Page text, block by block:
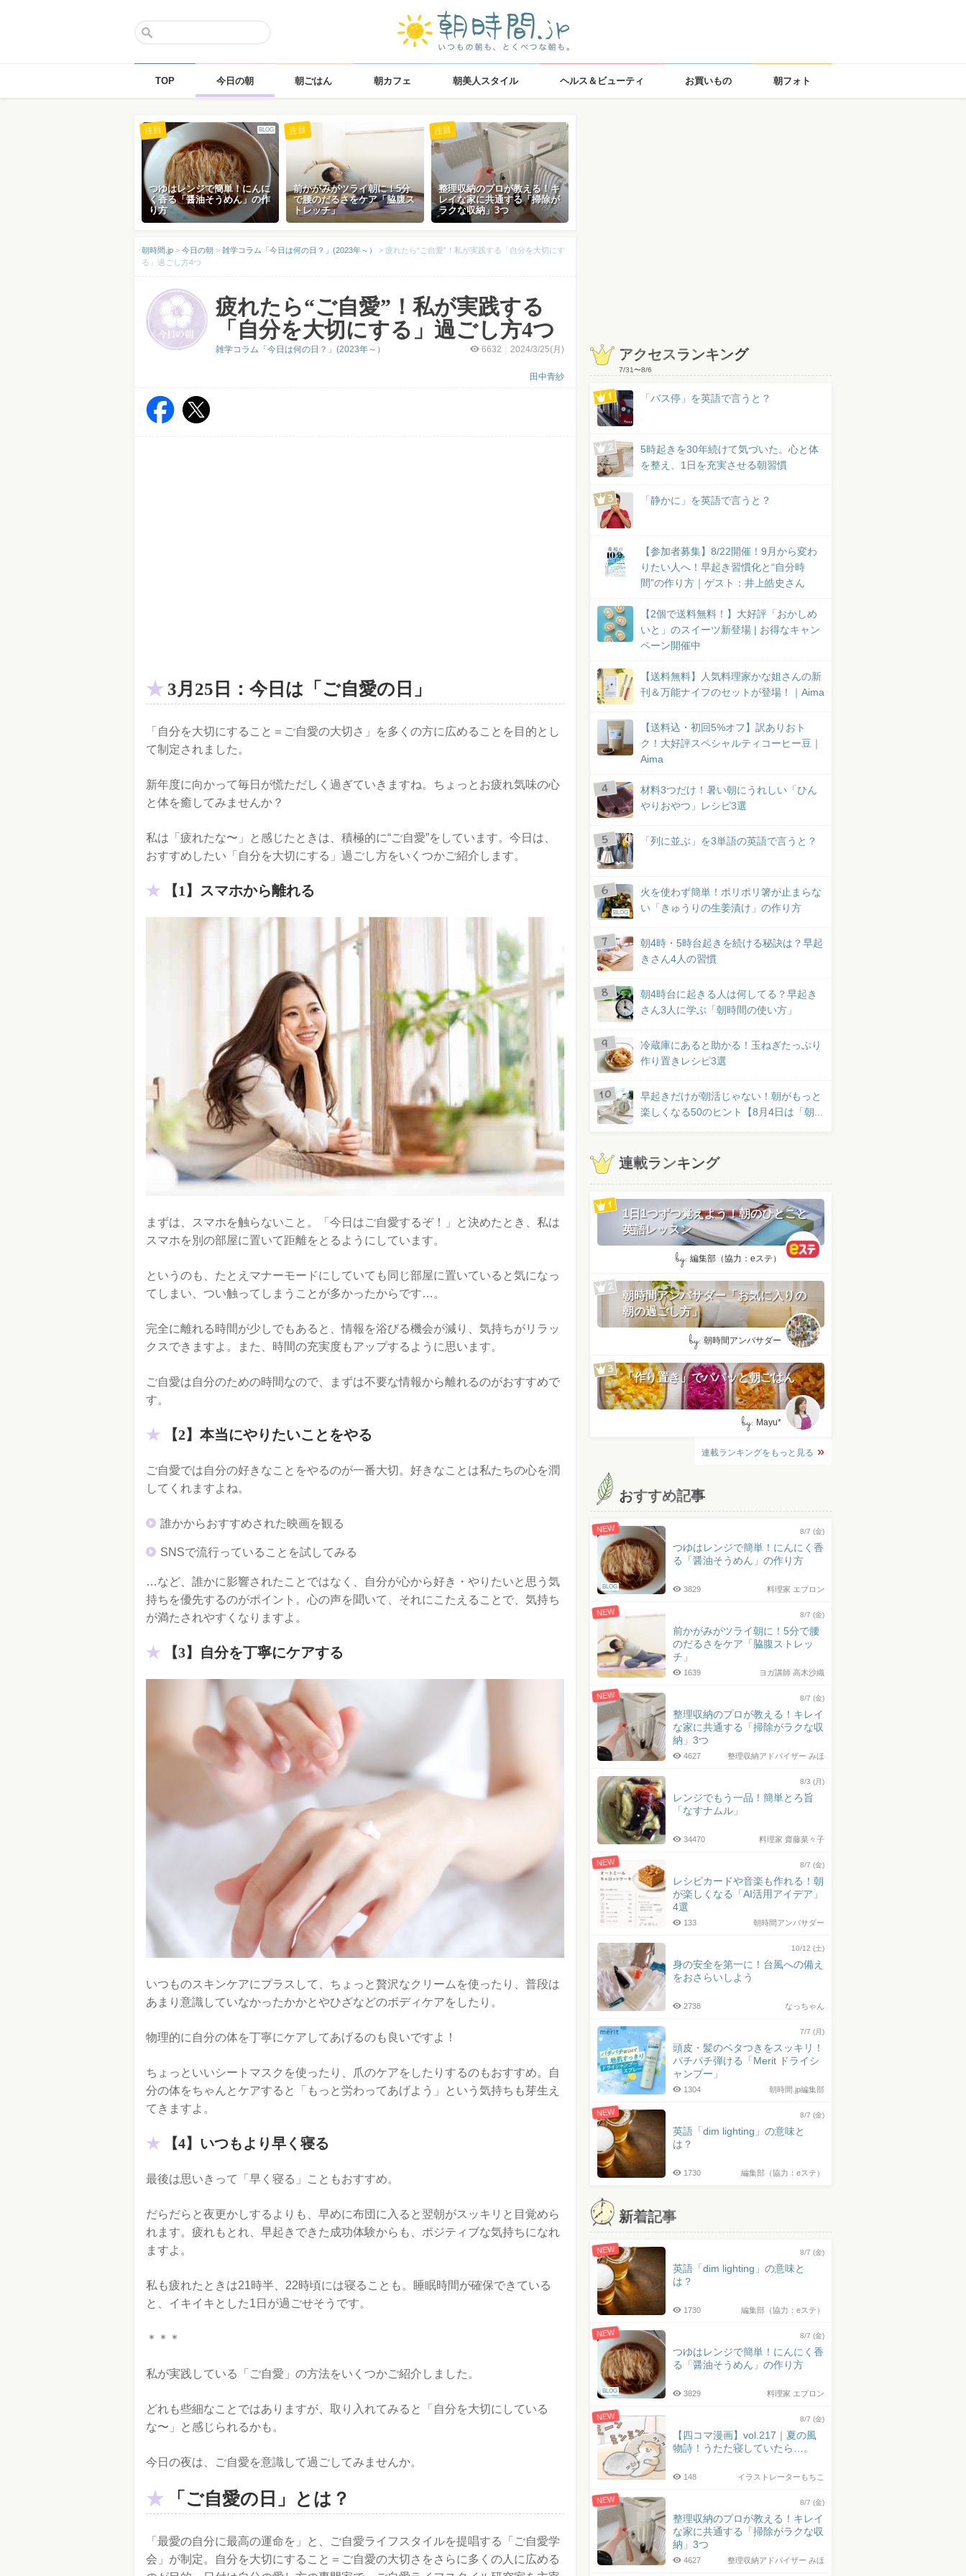
TOP 今日の朝 朝ごはん 朝カフェ 朝美人スタイル ヘルス＆ビューティ お買いもの 朝フォト
BLOG
つゆはレンジで簡単！にんに
く香る「醤油そうめん」の作
り方
注目
前かがみがツライ朝に！5分
で腰のだるさをケア「脇腹ス
トレッチ」
注目
整理収納のプロが教える！キ
レイな家に共通する「掃除が
ラクな収納」3つ
注目
朝時間.jp > 今日の朝 > 雑学コラム「今日は何の日？」(2023年～） > 疲れたら“ご自愛”！私が実践する「自分を大切にす
る」過ごし方4つ
疲れたら“ご自愛”！私が実践する
「自分を大切にする」過ごし方4つ
6632 2024/3/25(月)
田中青紗
雑学コラム「今日は何の日？」(2023年～）
3月25日：今日は「ご自愛の日」
「自分を大切にすること＝ご自愛の大切さ」を多くの方に広めることを目的とし
て制定されました。
新年度に向かって毎日が慌ただしく過ぎていきますね。ちょっとお疲れ気味の心
と体を癒してみませんか？
私は「疲れたな〜」と感じたときは、積極的に“ご自愛”をしています。今日は、
おすすめしたい「自分を大切にする」過ごし方をいくつかご紹介します。
【1】スマホから離れる
まずは、スマホを触らないこと。「今日はご自愛するぞ！」と決めたとき、私は
スマホを別の部屋に置いて距離をとるようにしています。
というのも、たとえマナーモードにしていても同じ部屋に置いていると気になっ
てしまい、つい触ってしまうことが多かったからです…。
完全に離れる時間が少しでもあると、情報を浴びる機会が減り、気持ちがリラッ
クスできますよ。また、時間の充実度もアップするように思います。
ご自愛は自分のための時間なので、まずは不要な情報から離れるのがおすすめで
す。
【2】本当にやりたいことをやる
ご自愛では自分の好きなことをやるのが一番大切。好きなことは私たちの心を潤
してくれますよね。
誰かからおすすめされた映画を観る
SNSで流行っていることを試してみる
…など、誰かに影響されたことではなく、自分が心から好き・やりたいと思う気
持ちを優先するのがポイント。心の声を聞いて、それにこたえることで、気持ち
が満たされやすくなりますよ。
【3】自分を丁寧にケアする
いつものスキンケアにプラスして、ちょっと贅沢なクリームを使ったり、普段は
あまり意識していなかったかかとやひざなどのボディケアをしたり。
物理的に自分の体を丁寧にケアしてあげるのも良いですよ！
ちょっといいシートマスクを使ったり、爪のケアをしたりするのもおすすめ。自
分の体をちゃんとケアすると「もっと労わってあげよう」という気持ちも芽生え
てきますよ。
【4】いつもより早く寝る
最後は思いきって「早く寝る」こともおすすめ。
だらだらと夜更かしするよりも、早めに布団に入ると翌朝がスッキリと目覚めら
れます。疲れもとれ、早起きできた成功体験からも、ポジティブな気持ちになれ
ますよ。
私も疲れたときは21時半、22時頃には寝ることも。睡眠時間が確保できている
と、イキイキとした1日が過ごせそうです。
＊＊＊
私が実践している「ご自愛」の方法をいくつかご紹介しました。
どれも些細なことではありますが、取り入れてみると「自分を大切にしている
な〜」と感じられるかも。
今日の夜は、ご自愛を意識して過ごしてみませんか。
「ご自愛の日」とは？
「最愛の自分に最高の運命を」と、ご自愛ライフスタイルを提唱する「ご自愛学
会」が制定。自分を大切にすること＝ご自愛の大切さをさらに多くの人に広める
アクセスランキング
7/31〜8/6
「バス停」を英語で言うと？
5時起きを30年続けて気づいた。心と体
を整え、1日を充実させる朝習慣
「静かに」を英語で言うと？
【参加者募集】8/22開催！9月から変わ
りたい人へ！早起き習慣化と“自分時
間”の作り方｜ゲスト：井上皓史さん
【2個で送料無料！】大好評「おかしめ
いと」のスイーツ新登場 | お得なキャン
ペーン開催中
【送料無料】人気料理家かな姐さんの新
刊＆万能ナイフのセットが登場！｜Aima
【送料込・初回5%オフ】訳ありおト
ク！大好評スペシャルティコーヒー豆｜
Aima
材料3つだけ！暑い朝にうれしい「ひん
やりおやつ」レシピ3選
「列に並ぶ」を3単語の英語で言うと？
BLOG
火を使わず簡単！ポリポリ箸が止まらな
い「きゅうりの生姜漬け」の作り方
朝4時・5時台起きを続ける秘訣は？早起
きさん4人の習慣
朝4時台に起きる人は何してる？早起き
さん3人に学ぶ「朝時間の使い方」
冷蔵庫にあると助かる！玉ねぎたっぷり
作り置きレシピ3選
早起きだけが朝活じゃない！朝がもっと
楽しくなる50のヒント【8月4日は「朝...
連載ランキング
1日1つずつ覚えよう！朝のひとこと
英語レッスン
by: 編集部（協力：eステ）
朝時間アンバサダー「お気に入りの
朝の過ごし方」
by: 朝時間アンバサダー
「作り置き」でパパッと朝ごはん
by: Mayu*
連載ランキングをもっと見る
おすすめ記事
NEW
BLOG
8/7 (金)
つゆはレンジで簡単！にんにく香
る「醤油そうめん」の作り方
料理家 エプロン
3829
NEW 8/7 (金)
前かがみがツライ朝に！5分で腰
のだるさをケア「脇腹ストレッ
チ」
ヨガ講師 高木沙織
1639
NEW 8/7 (金)
整理収納のプロが教える！キレイ
な家に共通する「掃除がラクな収
納」3つ
整理収納アドバイザー みほ
4627
8/3 (月)
レンジでもう一品！簡単とろ旨
「なすナムル」
料理家 齋藤菜々子
34470
NEW 8/7 (金)
レシピカードや音楽も作れる！朝
が楽しくなる「AI活用アイデア」
4選
朝時間アンバサダー
133
10/12 (土)
身の安全を第一に！台風への備え
をおさらいしよう
なっちゃん
2738
7/7 (月)
頭皮・髪のベタつきをスッキリ！
パチパチ弾ける「Merit ドライシ
ャンプー」
朝時間.jp編集部
1304
NEW 8/7 (金)
英語「dim lighting」の意味と
は？
編集部（協力：eステ）
1730
新着記事
NEW 8/7 (金)
英語「dim lighting」の意味と
は？
編集部（協力：eステ）
1730
NEW
BLOG
8/7 (金)
つゆはレンジで簡単！にんにく香
る「醤油そうめん」の作り方
料理家 エプロン
3829
NEW 8/7 (金)
【四コマ漫画】vol.217｜夏の風
物詩！うたた寝していたら…。
イラストレーターもちこ
148
NEW 8/7 (金)
整理収納のプロが教える！キレイ
な家に共通する「掃除がラクな収
納」3つ
整理収納アドバイザー みほ
4627